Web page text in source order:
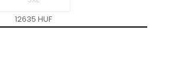
12635 HUF